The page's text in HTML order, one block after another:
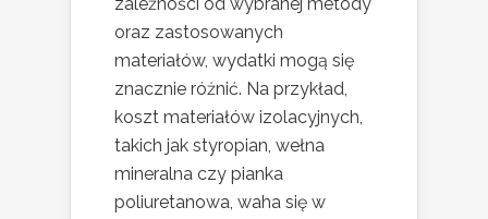
zależności od wybranej metody
oraz zastosowanych
materiałów, wydatki mogą się
znacznie różnić. Na przykład,
koszt materiałów izolacyjnych,
takich jak styropian, wełna
mineralna czy pianka
poliuretanowa, waha się w